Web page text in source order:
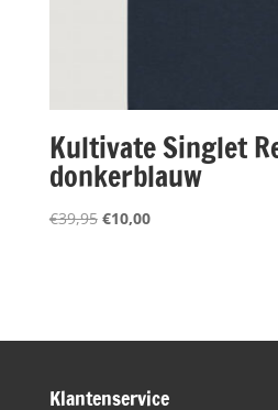
Kultivate Singlet
donkerblauw
€39,95 Oorspronkelijke
€10,00Huidige
Klantenservice